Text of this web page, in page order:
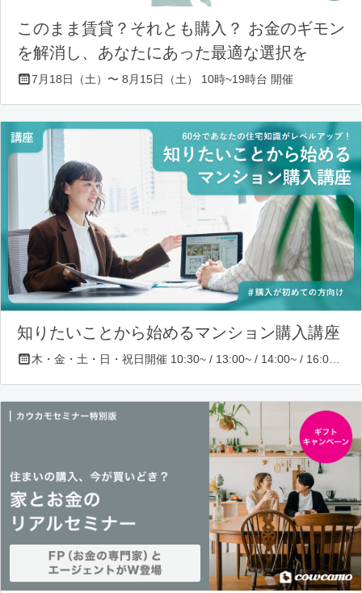
このまま賃貸？それとも購入？ お金のギモン
を解消し、あなたにあった最適な選択を
7月18日（土）〜 8月15日（土） 10時~19時台 開催
知りたいことから始めるマンション購入講座